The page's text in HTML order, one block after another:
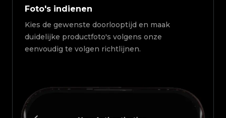
Foto's indienen
Kies de gewenste doorlooptijd en maak
duidelijke productfoto's volgens onze
eenvoudig te volgen richtlijnen.